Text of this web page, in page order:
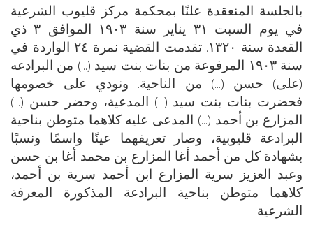
بالجلسة المنعقدة علنًا بمحكمة مركز قليوب الشرعية
في يوم السبت ٣١ يناير سنة ١٩٠٣ الموافق ٣ ذي
القعدة سنة ١٣٢٠. تقدمت القضية نمرة ٢٤ الواردة في
سنة ١٩٠٣ المرفوعة من بنات بنت سيد (...) من البرادعه
(على) حسن (...) من الناحية. ونودي على خصومها
فحضرت بنات بنت سيد (...) المدعية، وحضر حسن (...)
المزارع بن أحمد (...) المدعى عليه كلاهما متوطن بناحية
البرادعة قليوبية، وصار تعريفهما عينًا واسمًا ونسبًا
بشهادة كل من أحمد أغا المزارع بن محمد أغا بن حسن
وعبد العزيز سرية المزارع ابن أحمد سرية بن أحمد،
كلاهما متوطن بناحية البرادعة المذكورة المعرفة
الشرعية.